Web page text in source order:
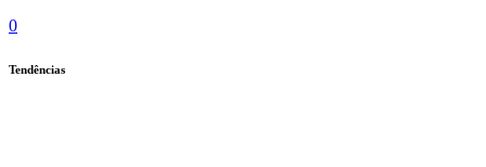
0
Tendências